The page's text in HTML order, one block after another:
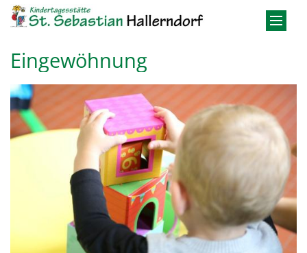
Zum Inhalt springen
Eingewöhnung